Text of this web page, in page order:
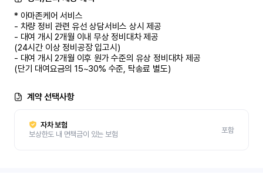
* 아마존케어 서비스
- 차량 정비 관련 유선 상담서비스 상시 제공
- 대여 개시 2개월 이내 무상 정비대차 제공
(24시간 이상 정비공장 입고시)
- 대여 개시 2개월 이후 원가 수준의 유상 정비대차 제공
(단기 대여요금의 15~30% 수준, 탁송료 별도)
계약 선택사항
자차 보험
보상한도 내 면책금이 있는 보험
포함